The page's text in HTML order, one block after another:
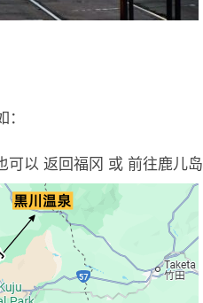
可以 返回福冈 或 前往鹿儿岛